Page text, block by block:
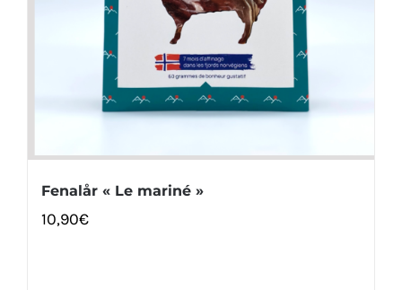
Fenalår « Le mariné »
10,90€